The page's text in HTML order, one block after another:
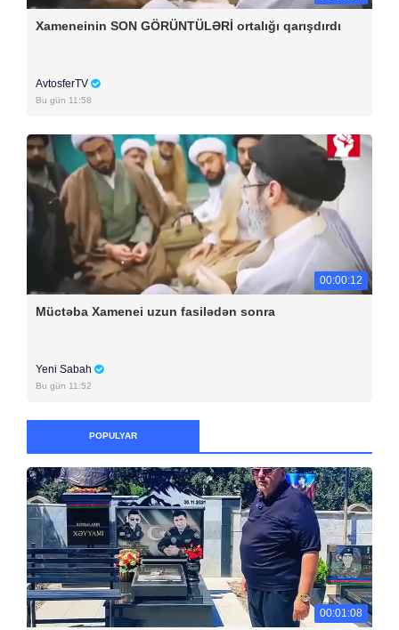
Xameneinin SON GÖRÜNTÜLƏRİ ortalığı qarışdırdı
AvtosferTV
Bu gün 11:58
00:00:12
Müctəba Xamenei uzun fasilədən sonra
Yeni Sabah
Bu gün 11:52
POPULYAR
00:01:08